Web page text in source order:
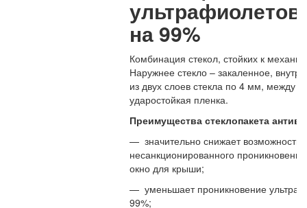
на 99%
Комбинация стекол, стойких к
Наружнее стекло – закаленное,
из двух слоев стекла по 4 мм, между
ударостойкая пленка.
Преимущества стеклопакета
— значительно снижает возможность
несанкционированного
окно для крыши;
— уменьшает проникновение
99%;